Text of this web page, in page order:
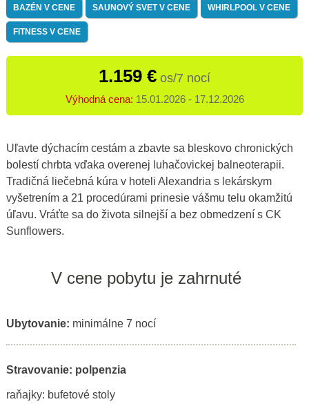
BAZÉN V CENE SAUNOVÝ SVET V CENE WHIRLPOOL V CENE
FITNESS V CENE
1.159 € os/7 nocí
Výhodná cena: 15.01.2026 - 17.12.2026
Uľavte dýchacím cestám a zbavte sa bleskovo chronických
bolestí chrbta vďaka overenej luhačovickej balneoterapii.
Tradičná liečebná kúra v hoteli Alexandria s lekárskym
vyšetrením a 21 procedúrami prinesie vášmu telu okamžitú
úľavu. Vráťte sa do života silnejší a bez obmedzení s CK
Sunflowers.
V cene pobytu je zahrnuté
Ubytovanie: minimálne 7 nocí
Stravovanie: polpenzia
raňajky: bufetové stoly